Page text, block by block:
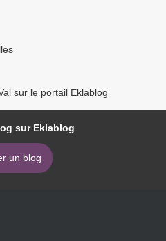
sur le portail Eklablog
sur Eklablog
un blog